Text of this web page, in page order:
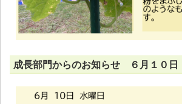
成長部門からのお知らせ ６月１０日